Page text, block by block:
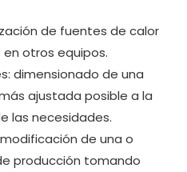
de fuentes de calor
otros equipos.
dimensionado de una
ajustada posible a la
las necesidades.
de una o
producción tomando